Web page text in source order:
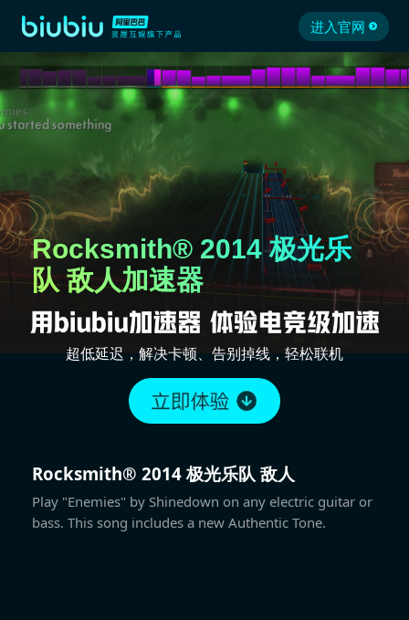
进入官网
Rocksmith® 2014 极光乐
队 敌人加速器
超低延迟，解决卡顿、告别掉线，轻松联机
Rocksmith® 2014 极光乐队 敌人
Play "Enemies" by Shinedown on any electric guitar or
bass. This song includes a new Authentic Tone.